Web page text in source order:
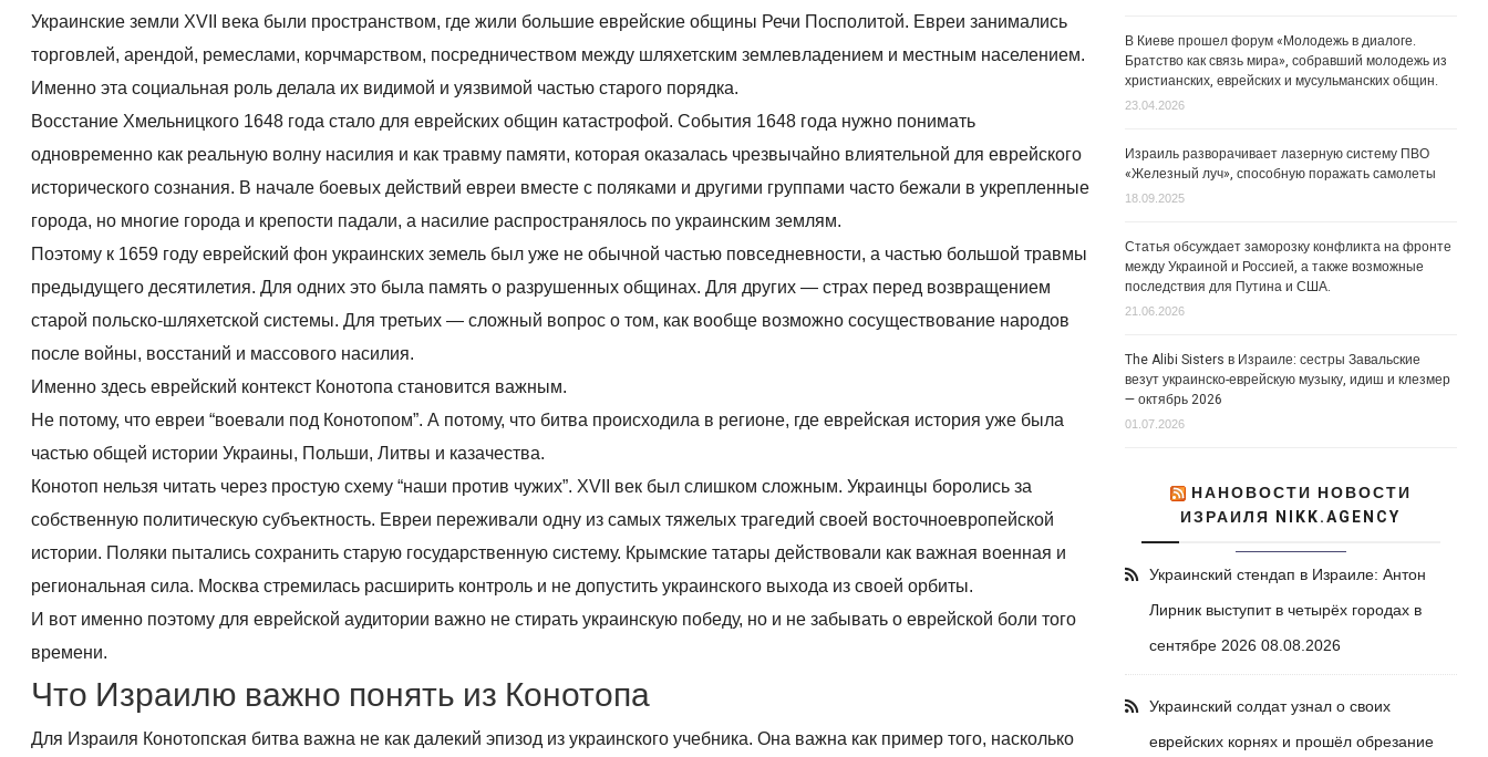
Украинские земли XVII века были пространством, где жили большие еврейские общины Речи Посполитой. Евреи занимались
торговлей, арендой, ремеслами, корчмарством, посредничеством между шляхетским землевладением и местным населением.
Именно эта социальная роль делала их видимой и уязвимой частью старого порядка.
Восстание Хмельницкого 1648 года стало для еврейских общин катастрофой. События 1648 года нужно понимать
одновременно как реальную волну насилия и как травму памяти, которая оказалась чрезвычайно влиятельной для еврейского
исторического сознания. В начале боевых действий евреи вместе с поляками и другими группами часто бежали в укрепленные
города, но многие города и крепости падали, а насилие распространялось по украинским землям.
Поэтому к 1659 году еврейский фон украинских земель был уже не обычной частью повседневности, а частью большой травмы
предыдущего десятилетия. Для одних это была память о разрушенных общинах. Для других — страх перед возвращением
старой польско-шляхетской системы. Для третьих — сложный вопрос о том, как вообще возможно сосуществование народов
после войны, восстаний и массового насилия.
Именно здесь еврейский контекст Конотопа становится важным.
Не потому, что евреи “воевали под Конотопом”. А потому, что битва происходила в регионе, где еврейская история уже была
частью общей истории Украины, Польши, Литвы и казачества.
Конотоп нельзя читать через простую схему “наши против чужих”. XVII век был слишком сложным. Украинцы боролись за
собственную политическую субъектность. Евреи переживали одну из самых тяжелых трагедий своей восточноевропейской
истории. Поляки пытались сохранить старую государственную систему. Крымские татары действовали как важная военная и
региональная сила. Москва стремилась расширить контроль и не допустить украинского выхода из своей орбиты.
И вот именно поэтому для еврейской аудитории важно не стирать украинскую победу, но и не забывать о еврейской боли того
времени.
Что Израилю важно понять из Конотопа
Для Израиля Конотопская битва важна не как далекий эпизод из украинского учебника. Она важна как пример того, насколько
В Киеве прошел форум «Молодежь в диалоге.
Братство как связь мира», собравший молодежь из
христианских, еврейских и мусульманских общин.
23.04.2026
Израиль разворачивает лазерную систему ПВО
«Железный луч», способную поражать самолеты
18.09.2025
Статья обсуждает заморозку конфликта на фронте
между Украиной и Россией, а также возможные
последствия для Путина и США.
21.06.2026
The Alibi Sisters в Израиле: сестры Завальские
везут украинско-еврейскую музыку, идиш и клезмер
— октябрь 2026
01.07.2026
НАНОВОСТИ НОВОСТИ
ИЗРАИЛЯ NIKK.AGENCY
Украинский стендап в Израиле: Антон
Лирник выступит в четырёх городах в
сентябре 2026 08.08.2026
Украинский солдат узнал о своих
еврейских корнях и прошёл обрезание